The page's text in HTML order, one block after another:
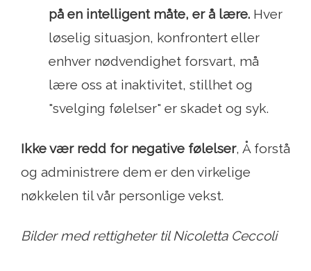
på en intelligent måte, er å lære. Hver
løselig situasjon, konfrontert eller
enhver nødvendighet forsvart, må
lære oss at inaktivitet, stillhet og
"svelging følelser" er skadet og syk.
Ikke vær redd for negative følelser, Å forstå
og administrere dem er den virkelige
nøkkelen til vår personlige vekst.
Bilder med rettigheter til Nicoletta Ceccoli